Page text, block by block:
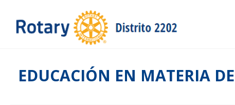
EDUCACIÓN EN MATERIA